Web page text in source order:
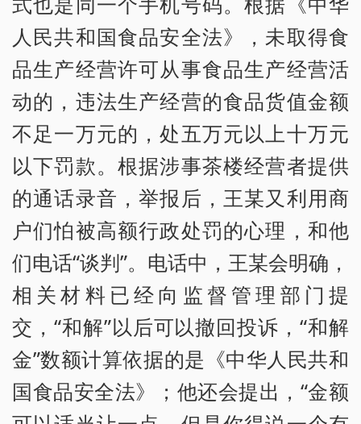
人民共和国食品安全法》，未取得食
品生产经营许可从事食品生产经营活
动的，违法生产经营的食品货值金额
不足一万元的，处五万元以上十万元
以下罚款。根据涉事茶楼经营者提供
的通话录音，举报后，王某又利用商
户们怕被高额行政处罚的心理，和他
们电话“谈判”。电话中，王某会明确，
相关材料已经向监督管理部门提
交，“和解”以后可以撤回投诉，“和解
金”数额计算依据的是《中华人民共和
国食品安全法》；他还会提出，“金额